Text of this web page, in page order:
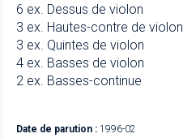
6 ex. Dessus de violon
3 ex. Hautes-contre de violon
3 ex. Quintes de violon
4 ex. Basses de violon
2 ex. Basses-continue
Date de parution : 1996-02